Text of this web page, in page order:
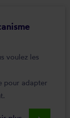
voulez les
pour adapter